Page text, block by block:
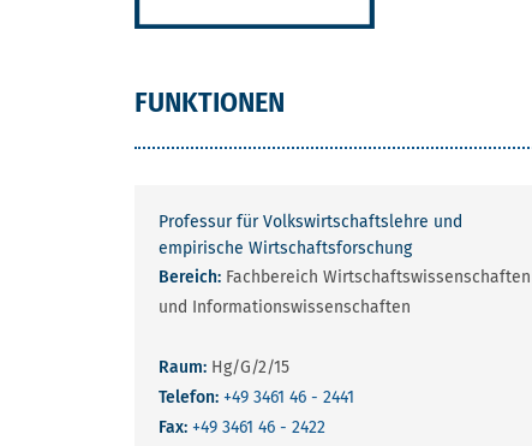
FUNKTIONEN
Professur für Volkswirtschaftslehre und
empirische Wirtschaftsforschung
Bereich: Fachbereich Wirtschaftswissenschaften
und Informationswissenschaften
Raum: Hg/G/2/15
Telefon: +49 3461 46 - 2441
Fax: +49 3461 46 - 2422